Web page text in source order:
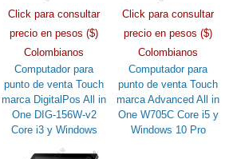
Click para consultar
precio en pesos ($)
Colombianos
Computador para
punto de venta Touch
marca DigitalPos All in
One DIG-156W-v2
Core i3 y Windows
Click para consultar
precio en pesos ($)
Colombianos
Computador para
punto de venta Touch
marca Advanced All in
One W705C Core i5 y
Windows 10 Pro